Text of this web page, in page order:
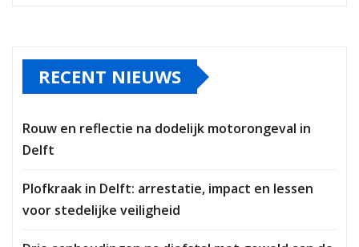
RECENT NIEUWS
Rouw en reflectie na dodelijk motorongeval in
Delft
Plofkraak in Delft: arrestatie, impact en lessen
voor stedelijke veiligheid